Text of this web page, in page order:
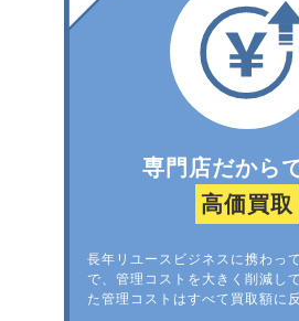
専門店だから
高価買取
長年リユースビジネスに携わっ
で、管理コストを大きく削減し
た管理コストはすべて買取額に